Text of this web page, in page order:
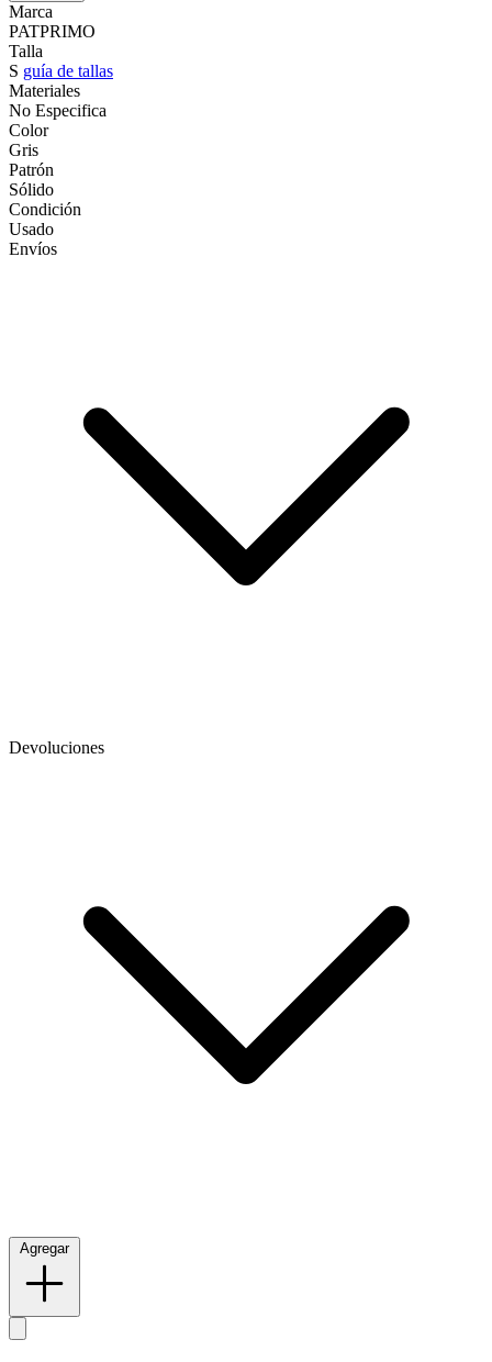
Marca
PATPRIMO
Talla
S guía de tallas
Materiales
No Especifica
Color
Gris
Patrón
Sólido
Condición
Usado
Envíos
Devoluciones
Agregar